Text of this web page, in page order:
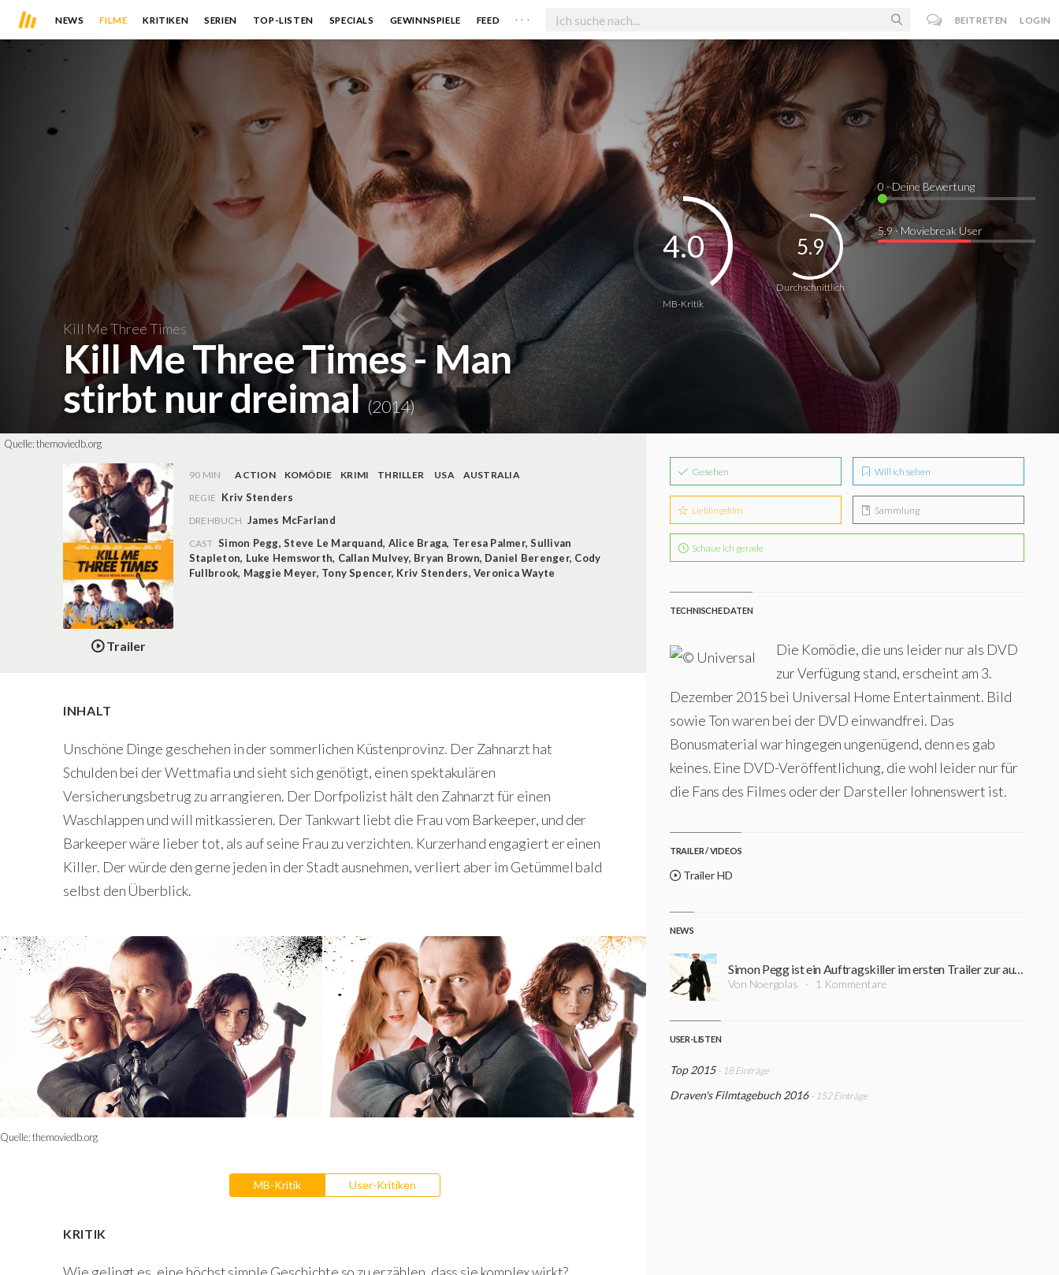
NEWS FILME KRITIKEN SERIEN TOP-LISTEN SPECIALS GEWINNSPIELE FEED . . . BEITRETEN LOGIN
Kill Me Three Times
Kill Me Three Times - Man
stirbt nur dreimal(2014)
MB-Kritik
4.0
Durchschnittlich
5.9
0 · Deine Bewertung
5.9 · Moviebreak User
Quelle:themoviedb.org
Trailer
90 MIN ACTION KOMÖDIE KRIMI THRILLER USA
AUSTRALIA
REGIE Kriv Stenders
DREHBUCH James McFarland
CAST Simon Pegg,Steve Le Marquand, Alice Braga, Teresa Palmer,Sullivan
Stapleton, Luke Hemsworth, Callan Mulvey, Bryan Brown, Daniel Berenger, Cody
Fullbrook, Maggie Meyer, Tony Spencer, Kriv Stenders,Veronica Wayte
INHALT
Unschöne Dinge geschehen in der sommerlichen Küstenprovinz. Der Zahnarzt hat
Schulden bei der Wettmafia und sieht sich genötigt, einen spektakulären
Versicherungsbetrug zu arrangieren. Der Dorfpolizist hält den Zahnarzt für einen
Waschlappen und will mitkassieren. Der Tankwart liebt die Frau vom Barkeeper, und der
Barkeeper wäre lieber tot, als auf seine Frau zu verzichten. Kurzerhand engagiert er einen
Killer. Der würde den gerne jeden in der Stadt ausnehmen, verliert aber im Getümmel bald
selbst den Überblick.
Quelle:themoviedb.org
MB-Kritik User-Kritiken
KRITIK
Gesehen Will ich sehen
Lieblingsfilm Sammlung
Schaue ich gerade
TECHNISCHE DATEN
Die Komödie, die uns leider nur als DVD
zur Verfügung stand, erscheint am 3.
Dezember 2015 bei Universal Home Entertainment. Bild
sowie Ton waren bei der DVD einwandfrei. Das
Bonusmaterial war hingegen ungenügend, denn es gab
keines. Eine DVD-Veröffentlichung, die wohl leider nur für
die Fans des Filmes oder der Darsteller lohnenswert ist.
TRAILER / VIDEOS
Trailer HD
NEWS
Simon Pegg ist ein Auftragskiller im ersten Trailer zur australischen Thriller-Komödie "Kill Me Three Times"
Von Noergolas 1 Kommentare
USER-LISTEN
Top 2015 - 18 Einträge
Draven's Filmtagebuch 2016 - 152 Einträge